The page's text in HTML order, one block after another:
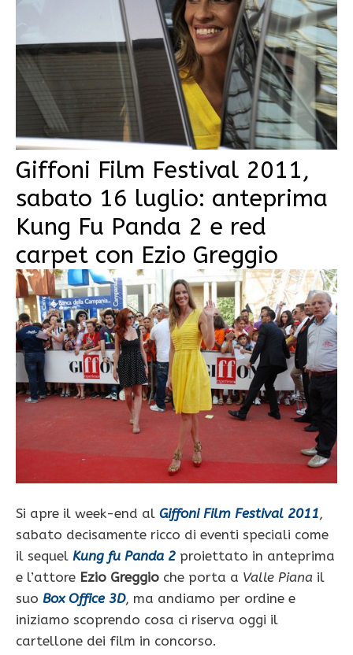
Giffoni Film Festival 2011,
sabato 16 luglio: anteprima
Kung Fu Panda 2 e red
carpet con Ezio Greggio
Si apre il week-end al Giffoni Film Festival 2011,
sabato decisamente ricco di eventi speciali come
il sequel Kung fu Panda 2 proiettato in anteprima
e l’attore Ezio Greggio che porta a Valle Piana il
suo Box Office 3D, ma andiamo per ordine e
iniziamo scoprendo cosa ci riserva oggi il
cartellone dei film in concorso.